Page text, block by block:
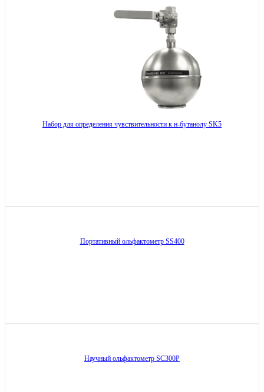
Набор для определения чувствительности к н-бутанолу SK5
Портативный ольфактометр SS400
Научный ольфактометр SC300P